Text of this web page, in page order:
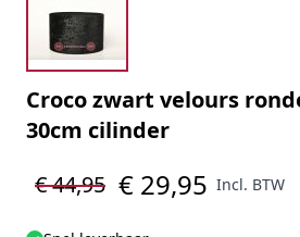
Croco zwart velours
30cm cilinder
€ 44,95 € 29,95 Incl. BTW